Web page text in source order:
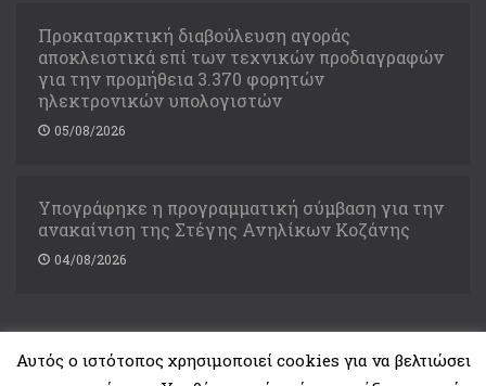
Προκαταρκτική διαβούλευση αγοράς
αποκλειστικά επί των τεχνικών προδιαγραφών
για την προμήθεια 3.370 φορητών
ηλεκτρονικών υπολογιστών
05/08/2026
Υπογράφηκε η προγραμματική σύμβαση για την
ανακαίνιση της Στέγης Ανηλίκων Κοζάνης
04/08/2026
Αυτός ο ιστότοπος χρησιμοποιεί cookies για να βελτιώσει